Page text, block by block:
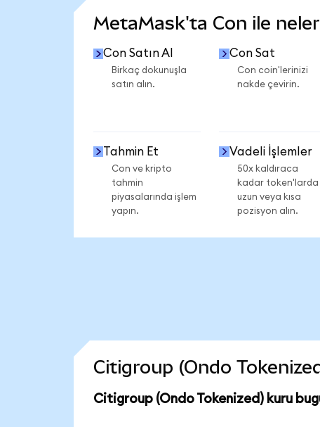
MetaMask'ta Con ile neler
Con Satın Al
Birkaç dokunuşla
satın alın.
Con Sat
Con coin'lerinizi
nakde çevirin.
Tahmin Et
Con ve kripto
tahmin
piyasalarında işlem
yapın.
Vadeli İşlemler
50x kaldıraca
kadar token'larda
uzun veya kısa
pozisyon alın.
Citigroup (Ondo
Citigroup (Ondo Tokenized) kuru